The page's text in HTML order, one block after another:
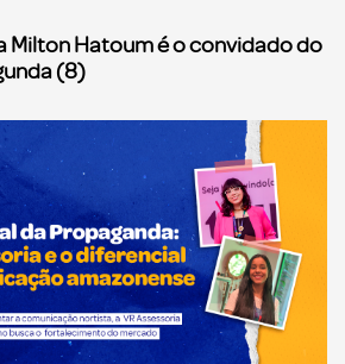
Milton Hatoum é o convidado do
(8)